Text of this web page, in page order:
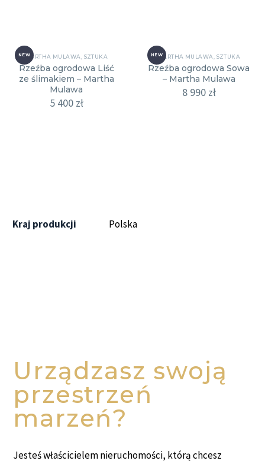
NEWMARTHA MULAWA SZTUKA
Rzeźba ogrodowa Liść
ze ślimakiem – Martha
Mulawa
5 400 zł
NEWMARTHA MULAWA SZTUKA
Rzeźba ogrodowa Sowa
– Martha Mulawa
8 990 zł
Kraj produkcji Polska
Urządzasz swoją
przestrzeń
marzeń?
Jesteś właścicielem nieruchomości, którą chcesz